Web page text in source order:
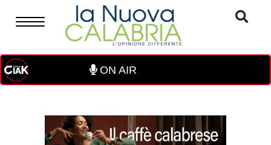
ON AIR